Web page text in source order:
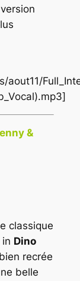
&
classique
Dino
recrée
belle